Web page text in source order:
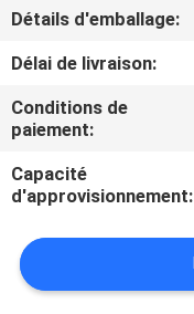
AU
SUJET
DE
NOUS
VISITE
D'USINE
Détails d'emballage:
Délai de livraison:
Conditions de
paiement:
Capacité
d'approvisionnement: